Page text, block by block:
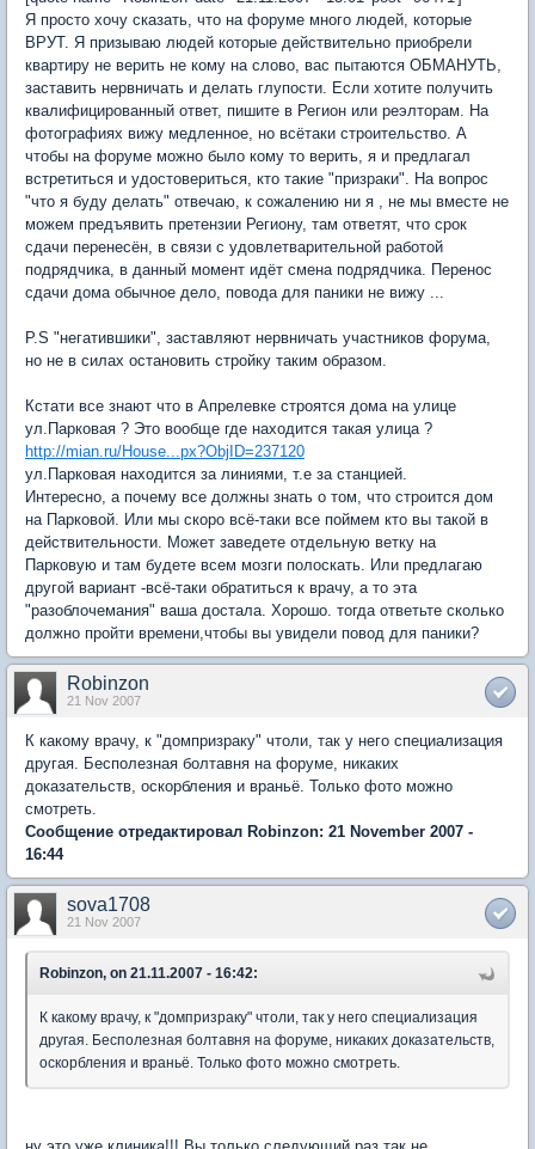
Я просто хочу сказать, что на форуме много людей, которые
ВРУТ. Я призываю людей которые действительно приобрели
квартиру не верить не кому на слово, вас пытаются ОБМАНУТЬ,
заставить нервничать и делать глупости. Если хотите получить
квалифицированный ответ, пишите в Регион или реэлторам. На
фотографиях вижу медленное, но всётаки строительство. А
чтобы на форуме можно было кому то верить, я и предлагал
встретиться и удостовериться, кто такие "призраки". На вопрос
"что я буду делать" отвечаю, к сожалению ни я , не мы вместе не
можем предъявить претензии Региону, там ответят, что срок
сдачи перенесён, в связи с удовлетварительной работой
подрядчика, в данный момент идёт смена подрядчика. Перенос
сдачи дома обычное дело, повода для паники не вижу ...
P.S "негатившики", заставляют нервничать участников форума,
но не в силах остановить стройку таким образом.
Кстати все знают что в Апрелевке строятся дома на улице
ул.Парковая ? Это вообще где находится такая улица ?
http://mian.ru/House...px?ObjID=237120
ул.Парковая находится за линиями, т.е за станцией.
Интересно, а почему все должны знать о том, что строится дом
на Парковой. Или мы скоро всё-таки все поймем кто вы такой в
действительности. Может заведете отдельную ветку на
Парковую и там будете всем мозги полоскать. Или предлагаю
другой вариант -всё-таки обратиться к врачу, а то эта
"разоблочемания" ваша достала. Хорошо. тогда ответьте сколько
должно пройти времени,чтобы вы увидели повод для паники?
Robinzon
21 Nov 2007
К какому врачу, к "домпризраку" чтоли, так у него специализация
другая. Бесполезная болтавня на форуме, никаких
доказательств, оскорбления и враньё. Только фото можно
смотреть.
Сообщение отредактировал Robinzon: 21 November 2007 -
16:44
sova1708
21 Nov 2007
Robinzon, on 21.11.2007 - 16:42:
К какому врачу, к "домпризраку" чтоли, так у него специализация
другая. Бесполезная болтавня на форуме, никаких доказательств,
оскорбления и враньё. Только фото можно смотреть.